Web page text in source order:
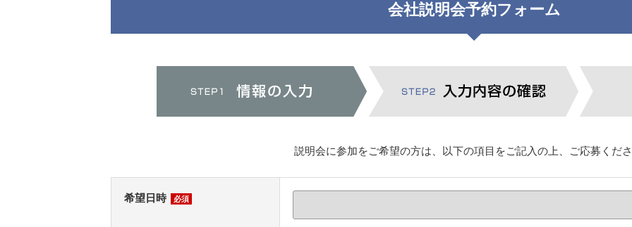
会社説明会予約フォーム
説明会に参加をご希望の方は、以下の項目をご記入の上、ご応募くだ
希望日時 必須